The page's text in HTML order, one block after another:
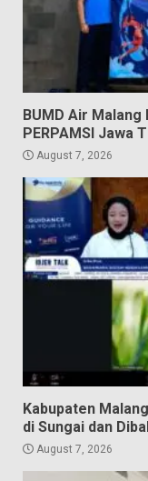
BUMD Air
PERPAMSI Jawa
August 7, 2026
Kabupaten
di Sungai dan
August 7, 2026